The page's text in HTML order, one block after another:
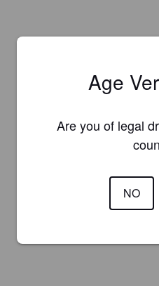
Age
Are you of legal
NO